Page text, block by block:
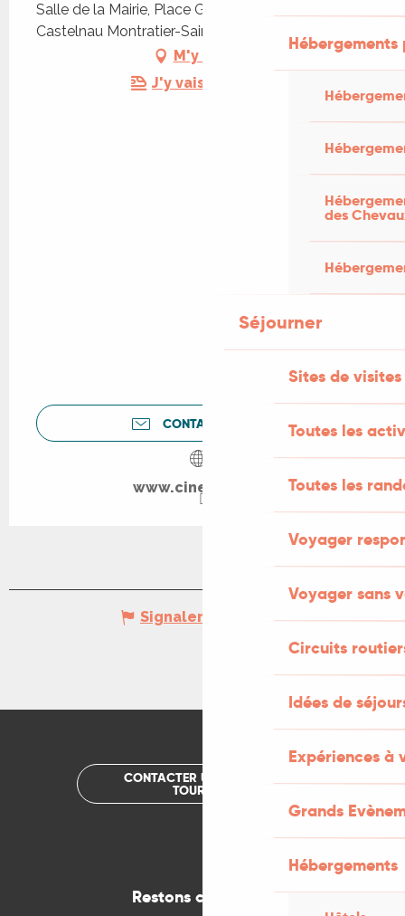
des
Séjourner
Sites de visites
Toutes les
Toutes les
Voyager
Voyager sans
Circuits
Idées de
Expériences à
Grands
Hébergements
Salle de la Mairie, Place Gambetta, 46170
Castelnau Montratier-Sainte Alauzie
M'y rendre
J'y vais en train !
CONTACTEZ-NOUS
www.cine-lot.com
Signaler une erreur
CONTACTER UN OFFICE DE
TOURISME
Restons connectés